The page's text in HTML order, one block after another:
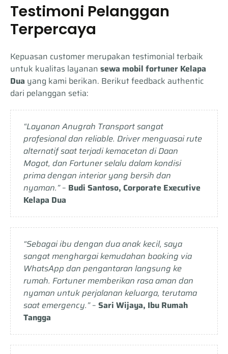
Testimoni Pelanggan
Terpercaya
Kepuasan customer merupakan testimonial terbaik
untuk kualitas layanan sewa mobil fortuner Kelapa
Dua yang kami berikan. Berikut feedback authentic
dari pelanggan setia:
“Layanan Anugrah Transport sangat
profesional dan reliable. Driver menguasai rute
alternatif saat terjadi kemacetan di Daan
Mogot, dan Fortuner selalu dalam kondisi
prima dengan interior yang bersih dan
nyaman.”– Budi Santoso, Corporate Executive
Kelapa Dua
“Sebagai ibu dengan dua anak kecil, saya
sangat menghargai kemudahan booking via
WhatsApp dan pengantaran langsung ke
rumah. Fortuner memberikan rasa aman dan
nyaman untuk perjalanan keluarga, terutama
saat emergency.”– Sari Wijaya, Ibu Rumah
Tangga